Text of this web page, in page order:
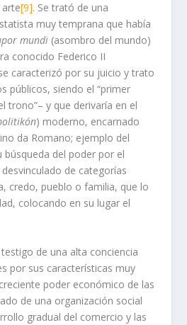
arte[9]. Se trató de una
muy temprana que había
mundi (asombro del mundo)
conocido Federico II
caracterizó por su juicio y trato
públicos, siendo el “primer
trono”– y que derivaría en el
) moderno, encarnado
da Romano; ejemplo del
del poder por el
de categorías
credo, pueblo o familia, que lo
colocando en su lugar el
de una alta conciencia
por sus características muy
poder económico de las
de una organización social
gradual del comercio y las